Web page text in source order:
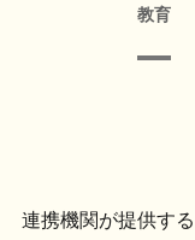
教育
連携機関が提供す